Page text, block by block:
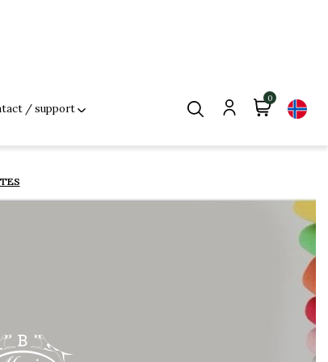
/ support
0